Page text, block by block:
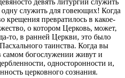
девять литургий служить
одну служить для говеющих! Когда
крещения превратилось в какое-
о котором Церковь, может,
то, в ранней Церкви, это было
таинства. Когда вы
самом богослужении живут и
односторонности и,
церковного сознания.